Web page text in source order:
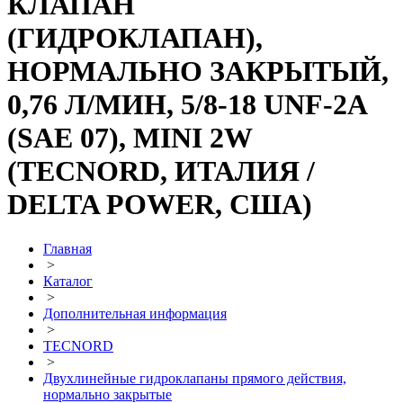
(ГИДРОКЛАПАН),
НОРМАЛЬНО ЗАКРЫТЫЙ,
0,76 Л/МИН, 5/8-18 UNF-2A
(SAE 07), MINI 2W
(TECNORD, ИТАЛИЯ /
DELTA POWER, США)
Главная
>
Каталог
>
Дополнительная информация
>
TECNORD
>
Двухлинейные гидроклапаны прямого действия,
нормально закрытые